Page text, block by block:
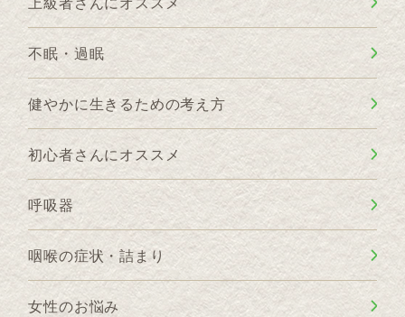
不眠・過眠
健やかに生きるための考え方
初心者さんにオススメ
呼吸器
咽喉の症状・詰まり
女性のお悩み